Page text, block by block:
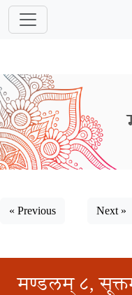
« Previous Next »
मण्डलम् ८,